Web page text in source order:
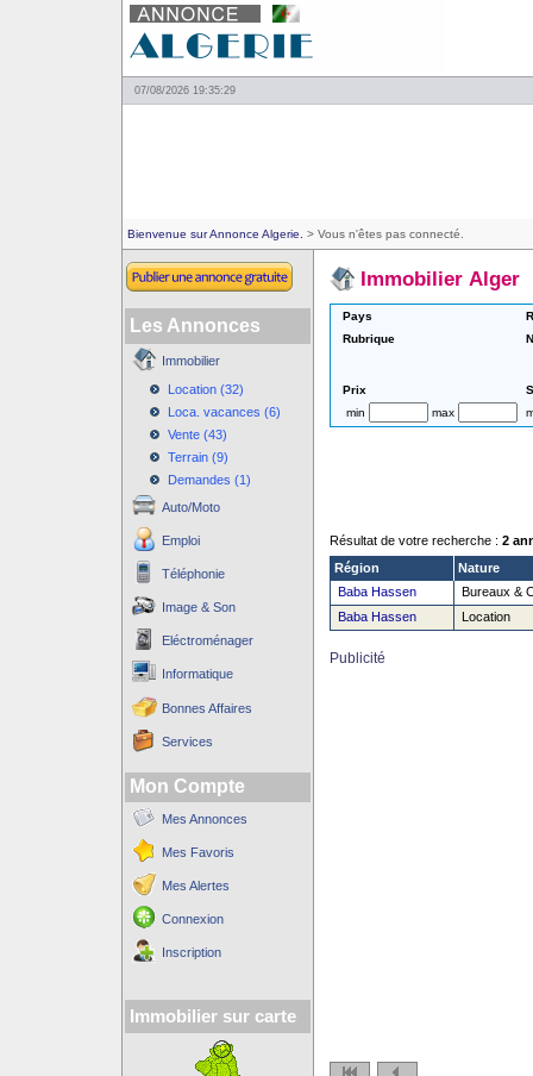
07/08/2026 19:35:29
Bienvenue sur Annonce Algerie. > Vous n'êtes pas connecté.
Les Annonces
Immobilier
Location (32)
Loca. vacances (6)
Vente (43)
Terrain (9)
Demandes (1)
Auto/Moto
Emploi
Téléphonie
Image & Son
Eléctroménager
Informatique
Bonnes Affaires
Services
Mon Compte
Mes Annonces
Mes Favoris
Mes Alertes
Connexion
Inscription
Immobilier sur carte
Immobilier Alger
Pays
Rubrique
Prix
min
max
Résultat de votre recherche : 2
Région
Nature
Baba Hassen
Bureaux &
Baba Hassen
Location
Publicité